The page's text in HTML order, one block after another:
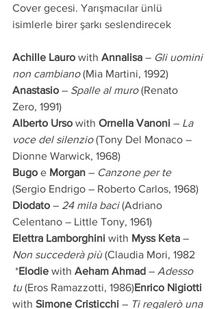
Cover gecesi. Yarışmacılar ünlü
isimlerle birer şarkı seslendirecek
Achille Lauro with Annalisa – Gli uomini
non cambiano (Mia Martini, 1992)
Anastasio – Spalle al muro (Renato
Zero, 1991)
Alberto Urso with Ornella Vanoni – La
voce del silenzio (Tony Del Monaco –
Dionne Warwick, 1968)
Bugo e Morgan – Canzone per te
(Sergio Endrigo – Roberto Carlos, 1968)
Diodato – 24 mila baci (Adriano
Celentano – Little Tony, 1961)
Elettra Lamborghini with Myss Keta –
Non succederà più (Claudia Mori, 1982
*Elodie with Aeham Ahmad – Adesso
tu (Eros Ramazzotti, 1986)Enrico Nigiotti
with Simone Cristicchi – Ti regalerò una